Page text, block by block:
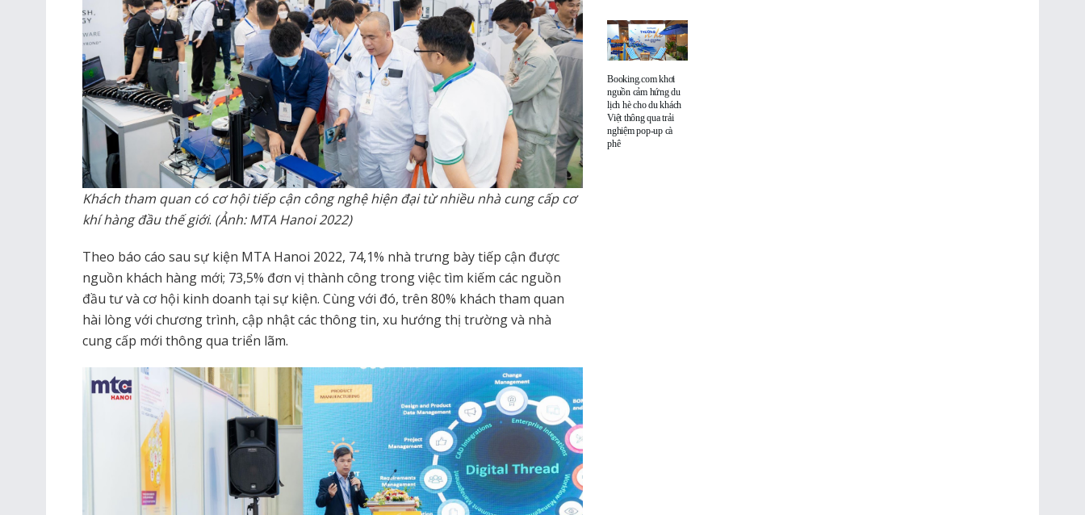
Khách tham quan có cơ hội tiếp cận công nghệ hiện đại từ nhiều nhà cung cấp cơ
khí hàng đầu thế giới. (Ảnh: MTA Hanoi 2022)
Theo báo cáo sau sự kiện MTA Hanoi 2022, 74,1% nhà trưng bày tiếp cận được
nguồn khách hàng mới; 73,5% đơn vị thành công trong việc tìm kiếm các nguồn
đầu tư và cơ hội kinh doanh tại sự kiện. Cùng với đó, trên 80% khách tham quan
hài lòng với chương trình, cập nhật các thông tin, xu hướng thị trường và nhà
cung cấp mới thông qua triển lãm.
Booking.com khơi
nguồn cảm hứng du
lịch hè cho du khách
Việt thông qua trải
nghiệm pop-up cà
phê